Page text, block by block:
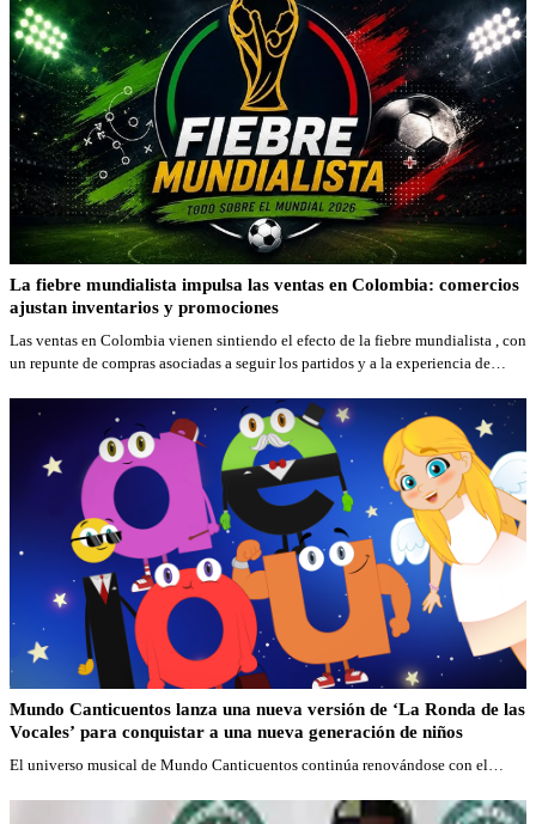
La fiebre mundialista impulsa las ventas en Colombia: comercios
ajustan inventarios y promociones
Las ventas en Colombia vienen sintiendo el efecto de la fiebre mundialista , con
un repunte de compras asociadas a seguir los partidos y a la experiencia de
Mundo Canticuentos lanza una nueva versión de ‘La Ronda de las
Vocales’ para conquistar a una nueva generación de niños
El universo musical de Mundo Canticuentos continúa renovándose con el…